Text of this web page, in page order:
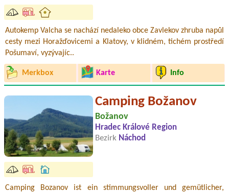
Autokemp Valcha se nachází nedaleko obce Zavlekov zhruba napůl
cesty mezi Horažďovicemi a Klatovy, v klidném, tichém prostředí
Pošumaví, vyzývajíc..
Merkbox Karte Info
Camping Božanov
Božanov
Hradec Králové Region
Bezirk Náchod
Camping Bozanov ist ein stimmungsvoller und gemütlicher,